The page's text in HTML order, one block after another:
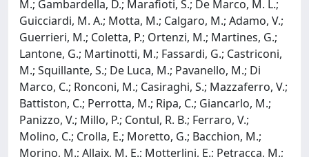
M.; Gambardella, D.; Marafioti, S.; De Marco, M. L.;
Guicciardi, M. A.; Motta, M.; Calgaro, M.; Adamo, V.;
Guerrieri, M.; Coletta, P.; Ortenzi, M.; Martines, G.;
Lantone, G.; Martinotti, M.; Fassardi, G.; Castriconi,
M.; Squillante, S.; De Luca, M.; Pavanello, M.; Di
Marco, C.; Ronconi, M.; Casiraghi, S.; Mazzaferro, V.;
Battiston, C.; Perrotta, M.; Ripa, C.; Giancarlo, M.;
Panizzo, V.; Millo, P.; Contul, R. B.; Ferraro, V.;
Molino, C.; Crolla, E.; Moretto, G.; Bacchion, M.;
Morino, M.; Allaix, M. E.; Motterlini, E.; Petracca, M.;